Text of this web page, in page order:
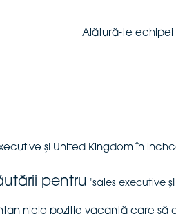
Alătură-te echipei
șI United Kingdom în
pentru "sales executive
nicio poziție vacantă care să